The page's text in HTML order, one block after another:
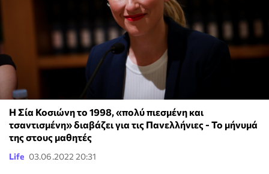
Η Σία Κοσιώνη το 1998, «πολύ πιεσμένη και
τσαντισμένη» διαβάζει για τις Πανελλήνιες - Το μήνυμά
της στους μαθητές
Life 03.06.2022 20:31